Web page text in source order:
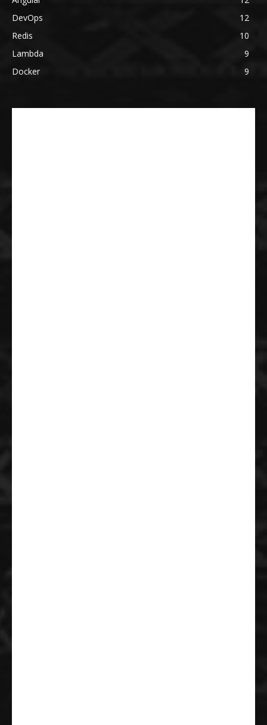
DevOps
12
Redis
10
Lambda
9
Docker
9